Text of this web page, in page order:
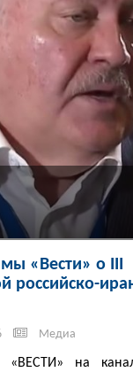
«Вести» о III
российско-
Медиа
«ВЕСТИ» на